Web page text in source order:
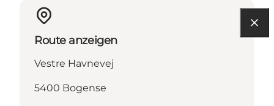
Route anzeigen
Vestre Havnevej
5400 Bogense